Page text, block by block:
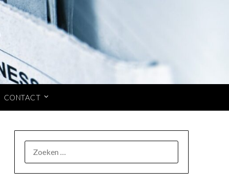
CONTACT
NAAR: